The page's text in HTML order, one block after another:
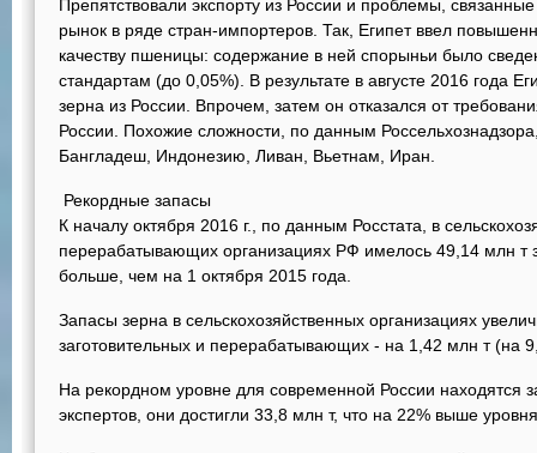
Препятствовали экспорту из России и проблемы,
рынок в ряде стран-импортеров. Так, Египет ввел
качеству пшеницы: содержание в ней спорыньи было
стандартам (до 0,05%). В результате в августе 2016 года
зерна из России. Впрочем, затем он отказался от
России. Похожие сложности, по данным
Бангладеш, Индонезию, Ливан, Вьетнам, Иран.
Рекордные запасы
К началу октября 2016 г., по данным Росстата, в
перерабатывающих организациях РФ имелось 49,14 млн т
больше, чем на 1 октября 2015 года.
Запасы зерна в сельскохозяйственных организациях
заготовительных и перерабатывающих - на 1,42 млн т (на
На рекордном уровне для современной России находятся
экспертов, они достигли 33,8 млн т, что на 22% выше